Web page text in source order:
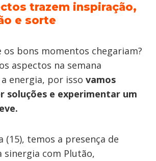
trazem inspiração,
e sorte
os bons momentos chegariam?
aspectos na semana
energia, por isso vamos
soluções e experimentar um
(15), temos a presença de
sinergia com Plutão,